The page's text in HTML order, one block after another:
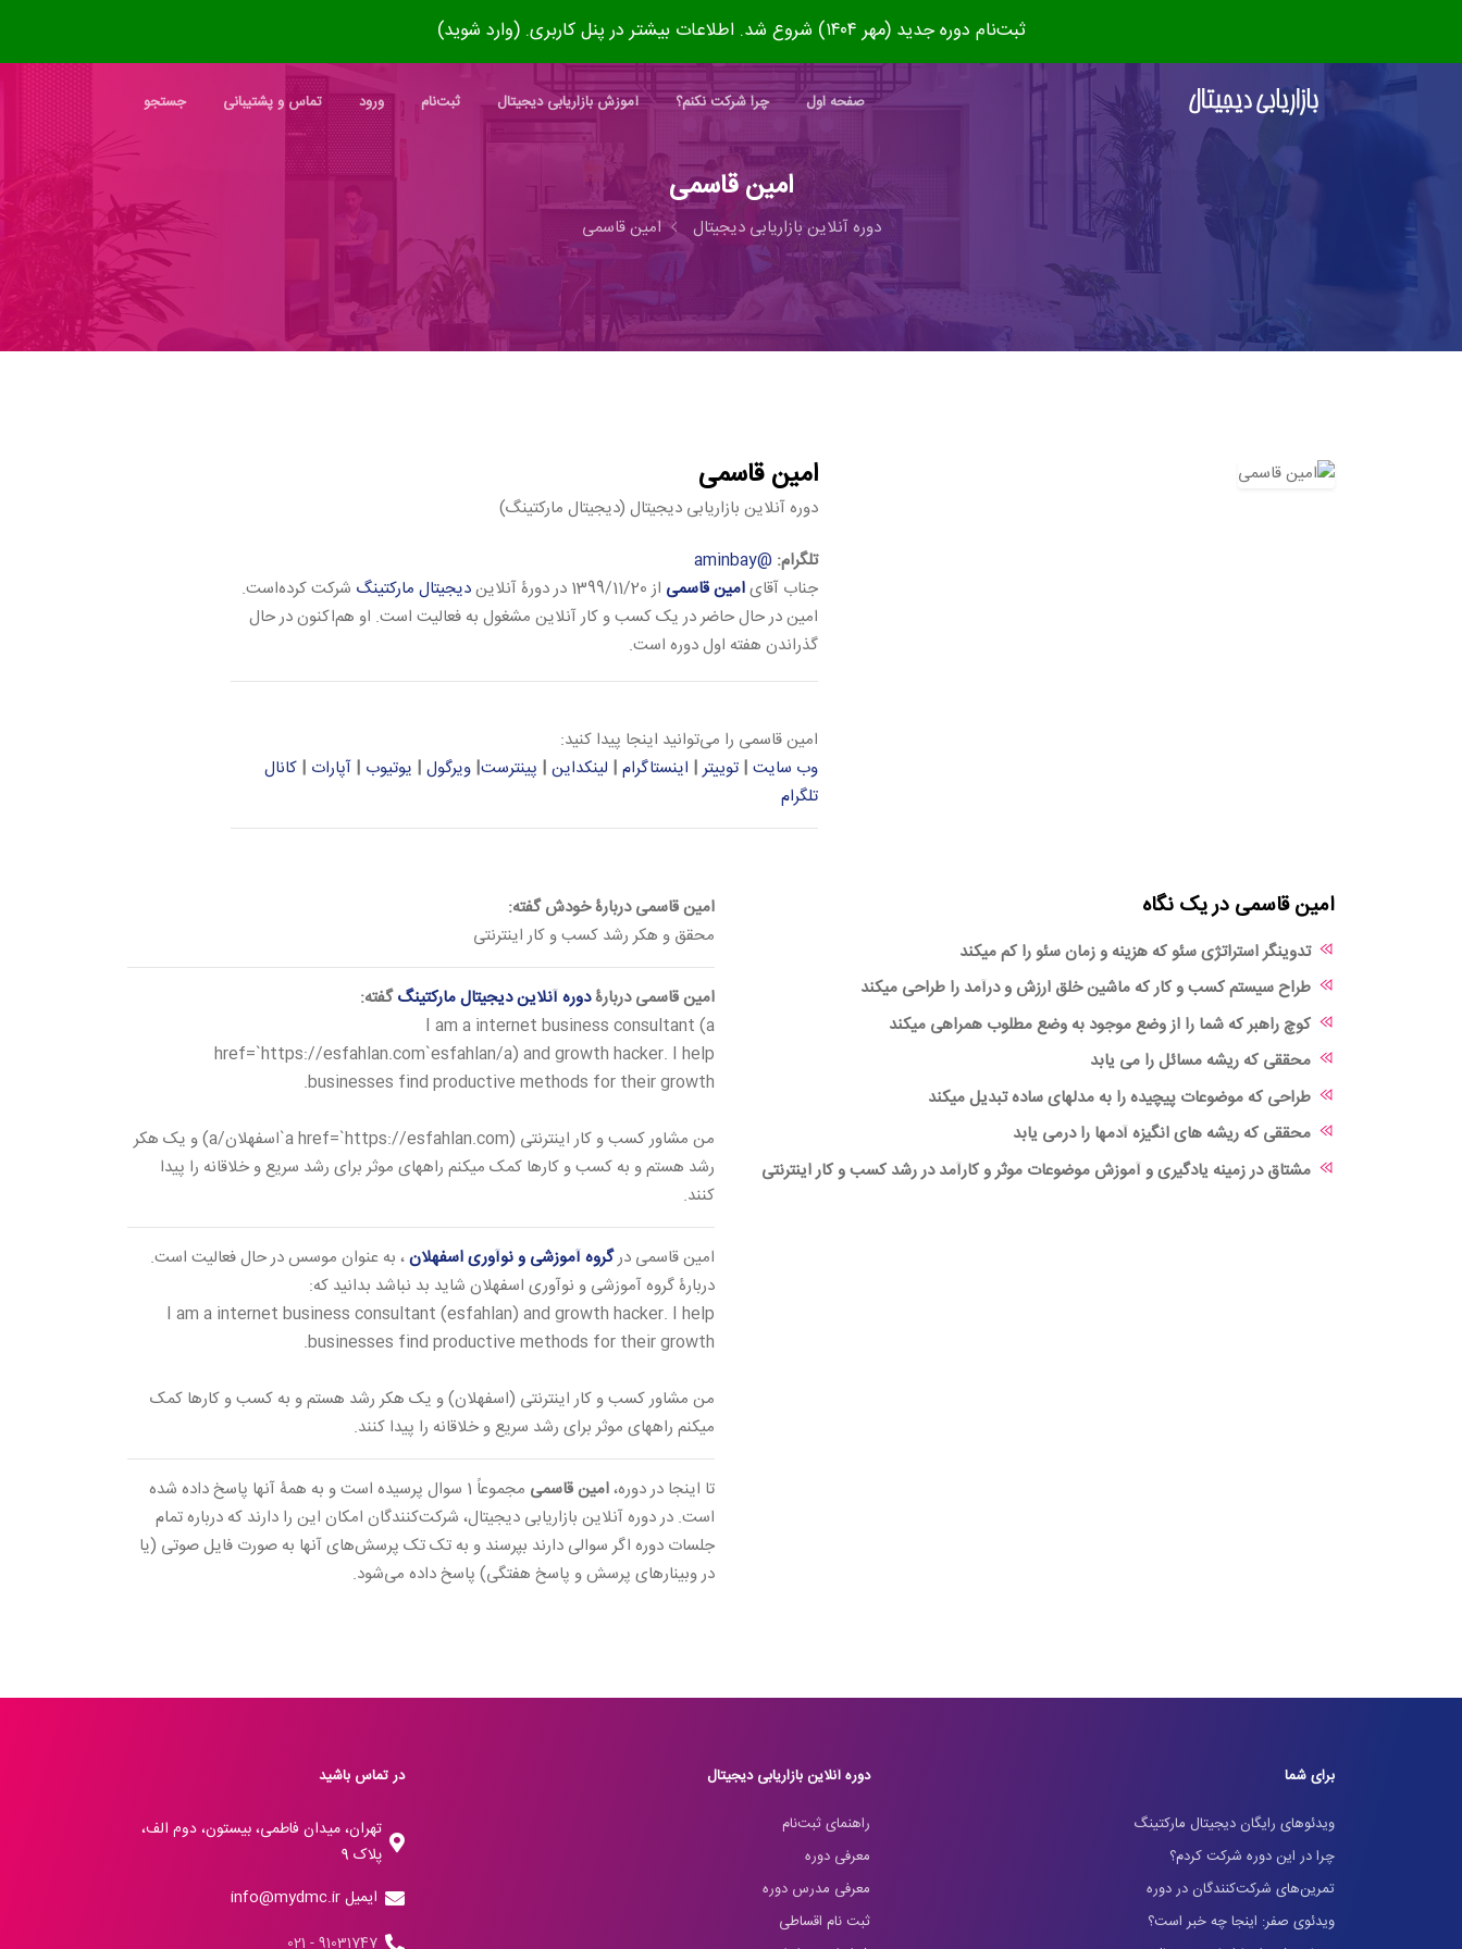
ثبت‌نام دوره جدید (مهر ۱۴۰۴) شروع شد. اطلاعات بیشتر در پنل کاربری. (وارد شوید)
صفحه اول چرا شرکت نکنم؟ آموزش بازاریابی دیجیتال ثبت‌نام ورود تماس و پشتیبانی جستجو
امین قاسمی
دوره آنلاین بازاریابی دیجیتال امین قاسمی
امین قاسمی
دوره آنلاین بازاریابی دیجیتال (دیجیتال مارکتینگ)
تلگرام: @aminbay
جناب آقایامین قاسمی از 1399/11/20 در دورۀ آنلاین دیجیتال مارکتینگ شرکت کرده‌است.
امین در حال حاضر در یک کسب و کار آنلاین مشغول به فعالیت است. او هم‌اکنون در حال
گذراندن هفته اول دوره است.
امین قاسمی را می‌توانید اینجا پیدا کنید:
وب سایت | توییتر | اینستاگرام | لینکداین | پینترست| ویرگول | یوتیوب | آپارات | کانال
تلگرام
امین قاسمی در یک نگاه
تدوینگر استراتژی سئو که هزینه و زمان سئو را کم میکند
طراح سیستم کسب و کار که ماشین خلق ارزش و درآمد را طراحی میکند
کوچ راهبر که شما را از وضع موجود به وضع مطلوب همراهی میکند
محققی که ریشه مسائل را می یابد
طراحی که موضوعات پیچیده را به مدلهای ساده تبدیل میکند
محققی که ریشه های انگیزه آدمها را درمی یابد
مشتاق در زمینه یادگیری و آموزش موضوعات موثر و کارآمد در رشد کسب و کار اینترنتی
امین قاسمی دربارۀ خودش گفته:
محقق و هکر رشد کسب و کار اینترنتی
امین قاسمی دربارۀدوره آنلاین دیجیتال مارکتینگگفته:
I am a internet business consultant (a
href=`https://esfahlan.com`esfahlan/a) and growth hacker. I help
businesses find productive methods for their growth.
من مشاور کسب و کار اینترنتی (a href=`https://esfahlan.com`اسفهلان/a) و یک هکر
رشد هستم و به کسب و کارها کمک میکنم راههای موثر برای رشد سریع و خلاقانه را پیدا
کنند.
امین قاسمی درگروه آموزشی و نوآوری اسفهلان، به عنوان موسس در حال فعالیت است.
دربارۀ گروه آموزشی و نوآوری اسفهلان شاید بد نباشد بدانید که:
I am a internet business consultant (esfahlan) and growth hacker. I help
businesses find productive methods for their growth.
من مشاور کسب و کار اینترنتی (اسفهلان) و یک هکر رشد هستم و به کسب و کارها کمک
میکنم راههای موثر برای رشد سریع و خلاقانه را پیدا کنند.
تا اینجا در دوره،امین قاسمی
مجموعاً 1 سوال پرسیده است و به همۀ آنها پاسخ داده شده
است. در دوره آنلاین بازاریابی دیجیتال، شرکت‌کنندگان امکان این را دارند که درباره تمام
جلسات دوره اگر سوالی دارند بپرسند و به تک تک پرسش‌های آنها به صورت فایل صوتی (یا
در وبینارهای پرسش و پاسخ هفتگی) پاسخ داده می‌شود.
برای شما
ویدئوهای رایگان دیجیتال مارکتینگ
چرا در این دوره شرکت کردم؟
تمرین‌های شرکت‌کنندگان در دوره
ویدئوی صفر: اینجا چه خبر است؟
دوره آنلاین بازاریابی دیجیتال
راهنمای ثبت‌نام
معرفی دوره
معرفی مدرس دوره
ثبت نام اقساطی
در تماس باشید
تهران، میدان فاطمی، بیستون، دوم الف،
پلاک 9
ایمیل info@mydmc.ir
91031747 - 021